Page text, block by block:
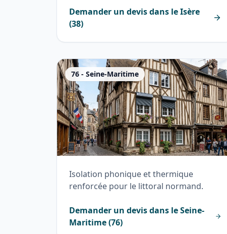
Demander un devis dans leIsère
(38)
76 - Seine-Maritime
Isolation phonique et thermique
renforcée pour le littoral normand.
Demander un devis dans leSeine-
Maritime(76)